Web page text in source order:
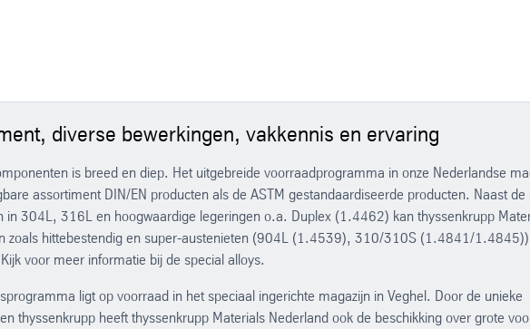
een greep uit het totale assortiment. Door onze contacten met meerdere
diverse bewerkingen, vakkennis en ervaring
is breed en diep. Het uitgebreide voorraadprogramma in onze Nederlandse
assortiment DIN/EN producten als de ASTM gestandaardiseerde producten. Naast
in 304L, 316L en hoogwaardige legeringen o.a. Duplex (1.4462) kan thyssenkrupp
zoals hittebestendig en super-austenieten (904L (1.4539), 310/310S (1.4841/1.4845))
voor meer informatie bij de special alloys.
ligt op voorraad in het speciaal ingerichte magazijn in Veghel. Door de unieke
thyssenkrupp heeft thyssenkrupp Materials Nederland ook de beschikking over grote